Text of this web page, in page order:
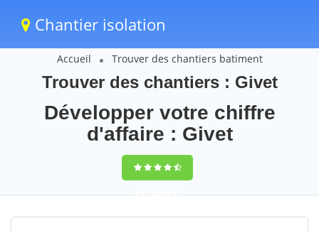
Chantier isolation
Accueil Trouver des chantiers batiment
Trouver des chantiers : Givet
Développer votre chiffre
d'affaire : Givet
9,5(100%)57
votes